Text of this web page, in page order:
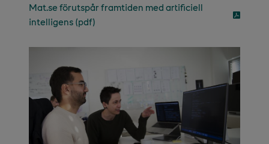
Mat.se förutspår framtiden med artificiell
intelligens (pdf)